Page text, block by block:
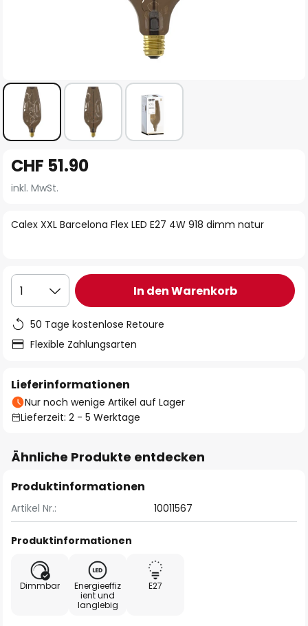
Anfang
der
springen
Calex XXL Barcelona Flex LED E27 4W 918 dimm natur
CHF 51.90
inkl. MwSt.
1 In den Warenkorb
50 Tage kostenlose Retoure
Flexible Zahlungsarten
Lieferinformationen
Nur noch wenige Artikel auf Lager
Lieferzeit: 2 - 5 Werktage
Ähnliche Produkte entdecken
Produktinformationen
Artikel Nr.: 10011567
Produktinformationen
Dimmbar
Energieeffiz
ient und
langlebig
E27